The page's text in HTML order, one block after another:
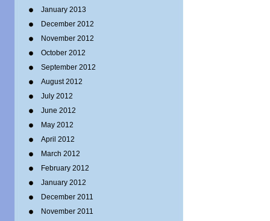
January 2013
December 2012
November 2012
October 2012
September 2012
August 2012
July 2012
June 2012
May 2012
April 2012
March 2012
February 2012
January 2012
December 2011
November 2011